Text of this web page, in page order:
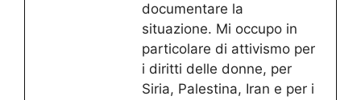
documentare la
situazione. Mi occupo in
particolare di attivismo per
i diritti delle donne, per
Siria, Palestina, Iran e per i